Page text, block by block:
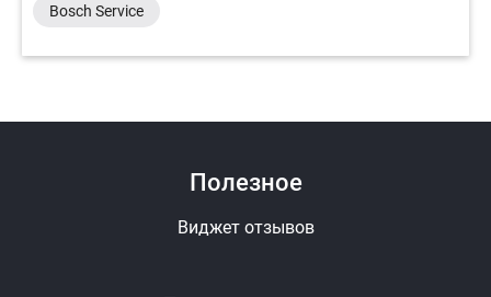
Bosch Service
Полезное
Виджет отзывов